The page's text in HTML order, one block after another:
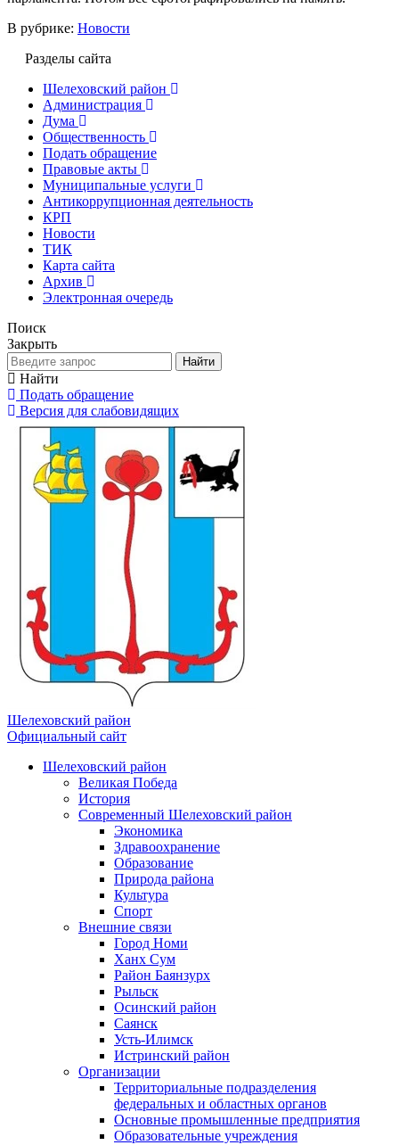
В рубрике: Новости
Разделы сайта
Шелеховский район
Администрация
Дума
Общественность
Подать обращение
Правовые акты
Муниципальные услуги
Антикоррупционная деятельность
КРП
Новости
ТИК
Карта сайта
Архив
Электронная очередь
Поиск
Закрыть
Найти
Найти
Подать обращение
Версия для слабовидящих
Шелеховский район
Официальный сайт
Шелеховский район
Великая Победа
История
Современный Шелеховский район
Экономика
Здравоохранение
Образование
Природа района
Культура
Спорт
Внешние связи
Город Номи
Ханх Сум
Район Баянзурх
Рыльск
Осинский район
Саянск
Усть-Илимск
Истринский район
Организации
Территориальные подразделения
федеральных и областных органов
Основные промышленные предприятия
Образовательные учреждения